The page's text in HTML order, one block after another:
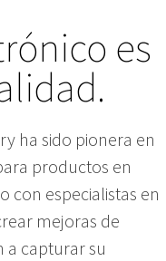
es
ha sido pionera en
productos en
con especialistas en
mejoras de
a capturar su